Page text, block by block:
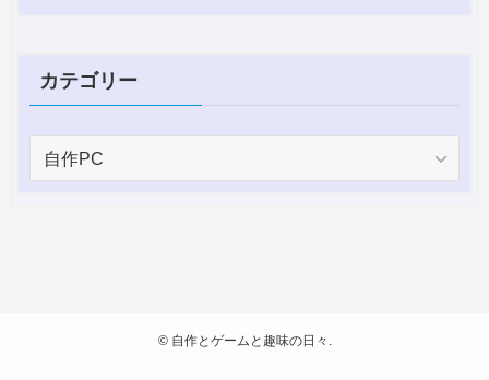
カテゴリー
©自作とゲームと趣味の日々.